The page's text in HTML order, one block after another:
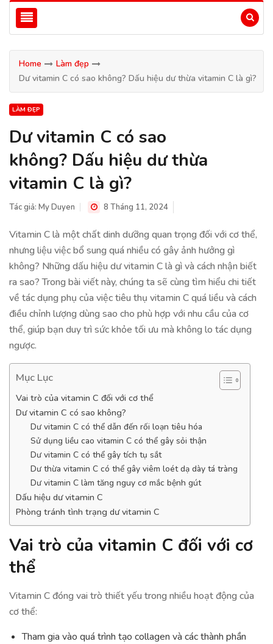
Home
Làm đẹp
Dư vitamin C có sao không? Dấu hiệu dư thừa vitamin C là gì?
LÀM ĐẸP
Dư vitamin C có sao
không? Dấu hiệu dư thừa
vitamin C là gì?
Tác giả: My Duyen 8 Tháng 11, 2024
Vitamin C là một chất dinh dưỡng quan trọng đối với cơ thể,
nhưng liệu việc bổ sung quá nhiều có gây ảnh hưởng gì
không? Những dấu hiệu dư vitamin C là gì và cách nhận biết
ra sao? Trong bài viết này, chúng ta sẽ cùng tìm hiểu chi tiết
về tác dụng phụ của việc tiêu thụ vitamin C quá liều và cách
điều chỉnh lượng dùng sao cho phù hợp với nhu cầu của cơ
thể, giúp bạn duy trì sức khỏe tối ưu mà không lo tác dụng
ngược.
Mục Lục
Vai trò của vitamin C đối với cơ thể
Dư vitamin C có sao không?
Dư vitamin C có thể dẫn đến rối loạn tiêu hóa
Sử dụng liều cao vitamin C có thể gây sỏi thận
Dư vitamin C có thể gây tích tụ sắt
Dư thừa vitamin C có thể gây viêm loét dạ dày tá tràng
Dư vitamin C làm tăng nguy cơ mắc bệnh gút
Dấu hiệu dư vitamin C
Phòng tránh tình trạng dư vitamin C
Vai trò của vitamin C đối với cơ
thể
Vitamin C đóng vai trò thiết yếu trong nhiều hoạt động của
cơ thể:
Tham gia vào quá trình tạo collagen và các thành phần